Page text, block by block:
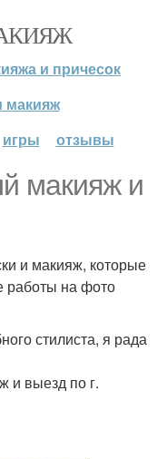
и причесок
макияж
игры отзывы
макияж и
и макияж, которые
работы на фото
стилиста, я рада
и выезд по г.